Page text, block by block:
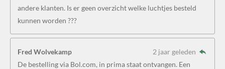
andere klanten. Is er geen overzicht welke luchtjes besteld
kunnen worden ???
Fred Wolvekamp
2 jaar geleden
De bestelling via Bol.com, in prima staat ontvangen. Een